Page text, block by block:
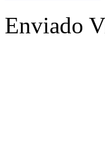
Enviado